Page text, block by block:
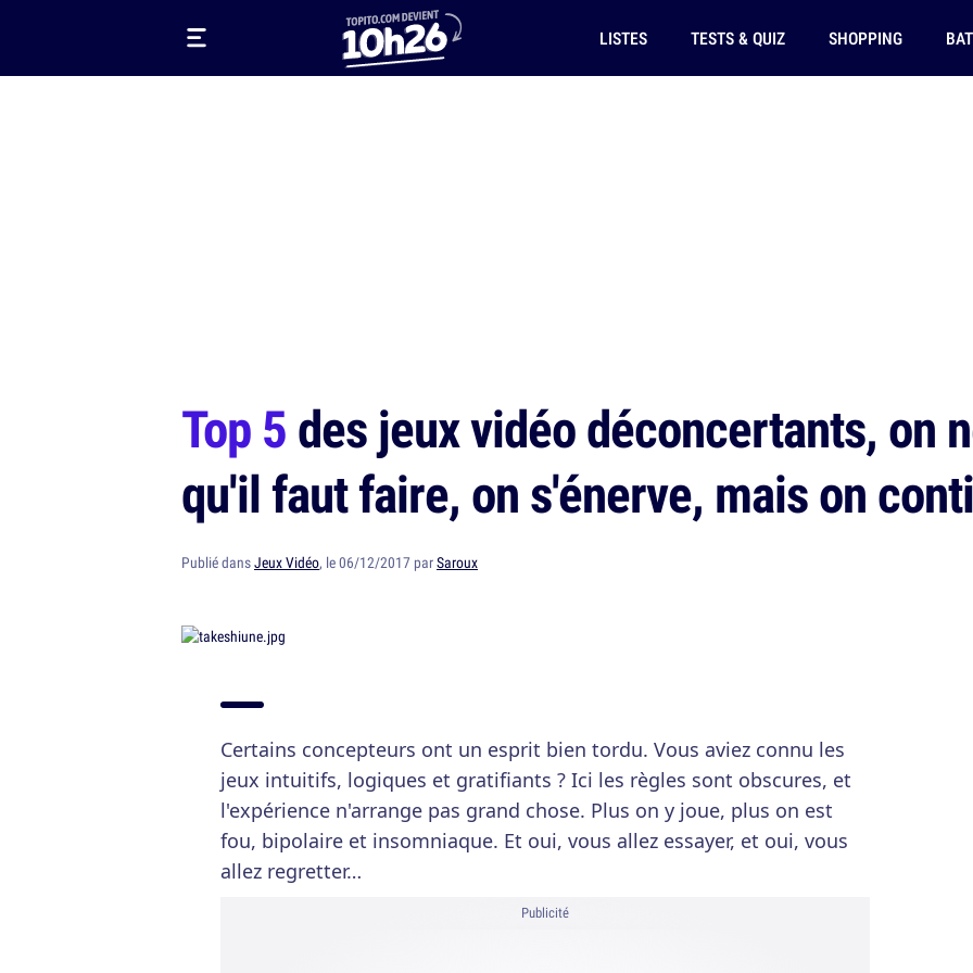
LISTES TESTS & QUIZ SHOPPING
Top 5des jeux vidéo déconcertants, on
qu'il faut faire, on s'énerve, mais on
Publié dansJeux Vidéo, le 06/12/2017 parSaroux
Certains concepteurs ont un esprit bien tordu. Vous aviez connu les
jeux intuitifs, logiques et gratifiants ? Ici les règles sont obscures, et
l'expérience n'arrange pas grand chose. Plus on y joue, plus on est
fou, bipolaire et insomniaque. Et oui, vous allez essayer, et oui, vous
allez regretter…
Publicité